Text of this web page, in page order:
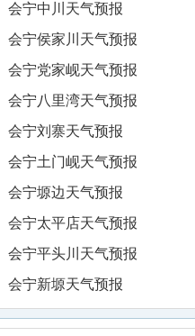
会宁中川天气预报
会宁侯家川天气预报
会宁党家岘天气预报
会宁八里湾天气预报
会宁刘寨天气预报
会宁土门岘天气预报
会宁塬边天气预报
会宁太平店天气预报
会宁平头川天气预报
会宁新塬天气预报